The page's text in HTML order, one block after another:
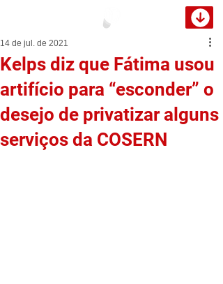
Kelps diz que Fátima usou
artifício para “esconder” o
desejo de privatizar alguns
serviços da COSERN
14 de jul. de 2021